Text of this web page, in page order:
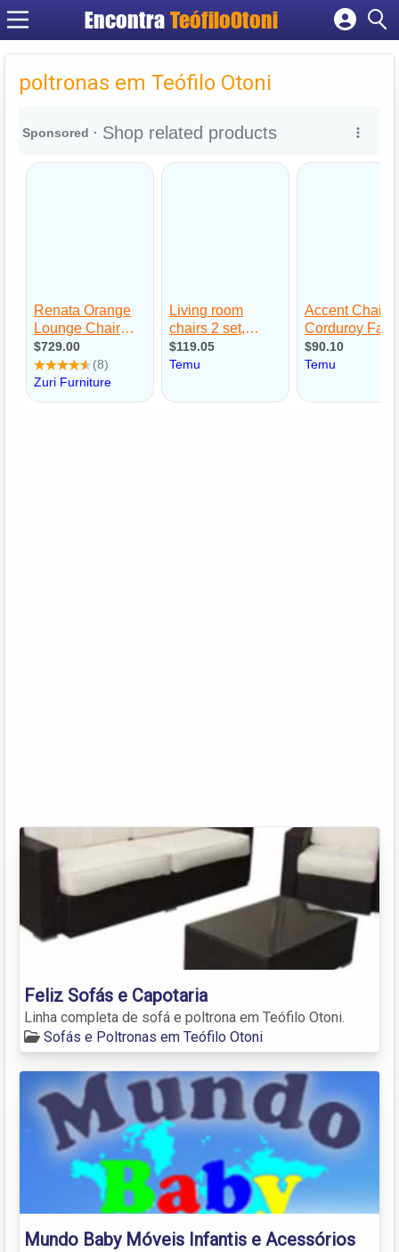
Encontra TeófiloOtoni
Cadastrar empresa
Criar conta
poltronas em Teófilo Otoni
Feliz Sofás e Capotaria
Linha completa de sofá e poltrona em Teófilo Otoni.
Sofás e Poltronas em Teófilo Otoni
Mundo Baby Móveis Infantis e Acessórios